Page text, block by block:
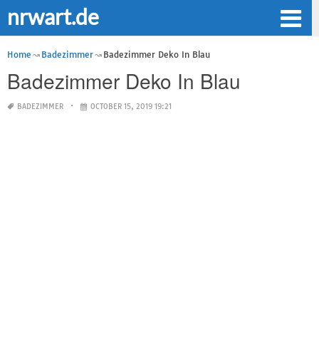
nrwart.de
Home Badezimmer Badezimmer Deko In Blau
Badezimmer Deko In Blau
BADEZIMMER OCTOBER 15, 2019 19:21